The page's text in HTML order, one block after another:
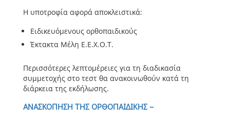
Η υποτροφία αφορά αποκλειστικά:
Ειδικευόμενους ορθοπαιδικούς
Έκτακτα Μέλη Ε.Ε.Χ.Ο.Τ.
Περισσότερες λεπτομέρειες για τη διαδικασία
συμμετοχής στο τεστ θα ανακοινωθούν κατά τη
διάρκεια της εκδήλωσης.
ΑΝΑΣΚΟΠΗΣΗ ΤΗΣ ΟΡΘΟΠΑΙΔΙΚΗΣ –